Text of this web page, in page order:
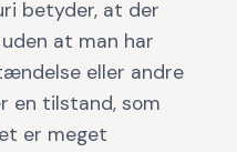
betyder, at der
at man har
eller andre
en tilstand, som
er meget